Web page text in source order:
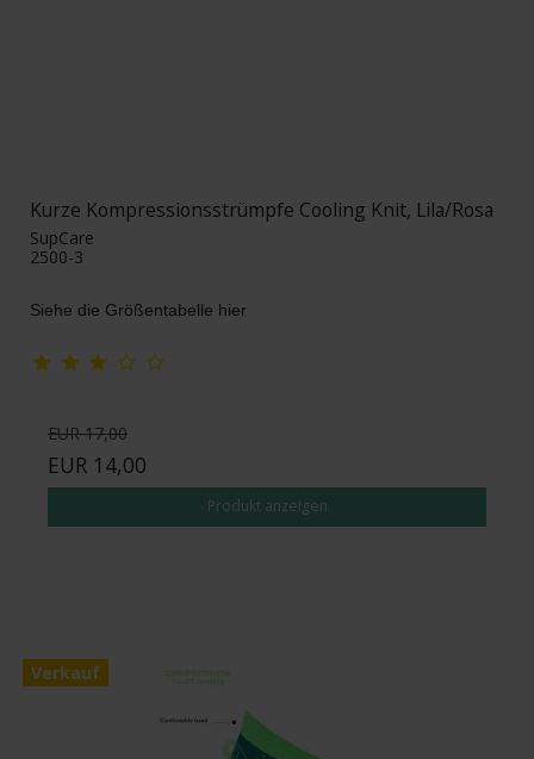
Kurze Kompressionsstrümpfe Cooling Knit, Lila/Rosa
SupCare
2500-3
Siehe die Größentabelle hier
EUR 17,00
EUR 14,00
Produkt anzeigen
Verkauf